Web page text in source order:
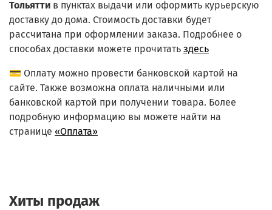
Тольятти в пунктах выдачи или оформить курьерскую
доставку до дома. Стоимость доставки будет
рассчитана при оформлении заказа. Подробнее о
способах доставки можете прочитать здесь
💳 Оплату можно провести банковской картой на
сайте. Также возможна оплата наличными или
банковской картой при получении товара. Более
подробную информацию вы можете найти на
странице «Оплата»
Хиты продаж